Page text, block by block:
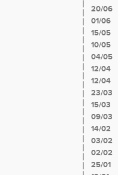
20/06
01/06
15/05
10/05
04/05
12/04
12/04
23/03
15/03
09/03
14/02
03/02
02/02
25/01